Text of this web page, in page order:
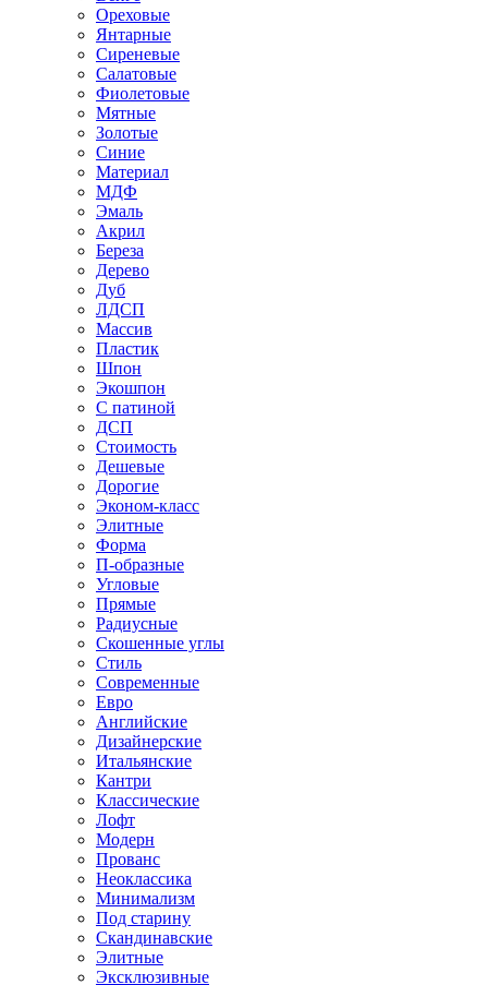
Ореховые
Янтарные
Сиреневые
Салатовые
Фиолетовые
Мятные
Золотые
Синие
Материал
МДФ
Эмаль
Акрил
Береза
Дерево
Дуб
ЛДСП
Массив
Пластик
Шпон
Экошпон
С патиной
ДСП
Стоимость
Дешевые
Дорогие
Эконом-класс
Элитные
Форма
П-образные
Угловые
Прямые
Радиусные
Скошенные углы
Стиль
Современные
Евро
Английские
Дизайнерские
Итальянские
Кантри
Классические
Лофт
Модерн
Прованс
Неоклассика
Минимализм
Под старину
Скандинавские
Элитные
Эксклюзивные